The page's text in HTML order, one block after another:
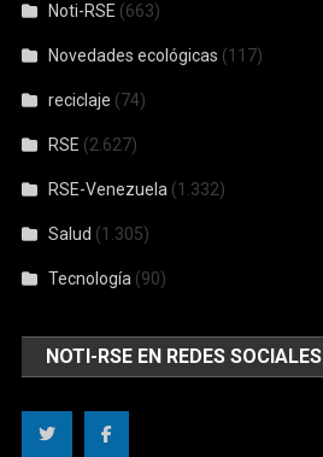
Noti-RSE (663)
Novedades ecológicas (117)
reciclaje (74)
RSE (2.627)
RSE-Venezuela (1.332)
Salud (1.305)
Tecnología (90)
NOTI-RSE EN REDES SOCIALES